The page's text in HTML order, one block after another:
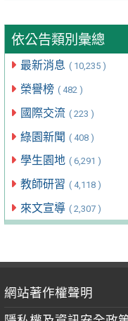
依公告類別彙總
最新消息 ( 10,235 )
榮譽榜 ( 482 )
國際交流 ( 223 )
綠園新聞 ( 408 )
學生園地 ( 6,291 )
教師研習 ( 4,118 )
來文宣導 ( 2,307 )
網站著作權聲明